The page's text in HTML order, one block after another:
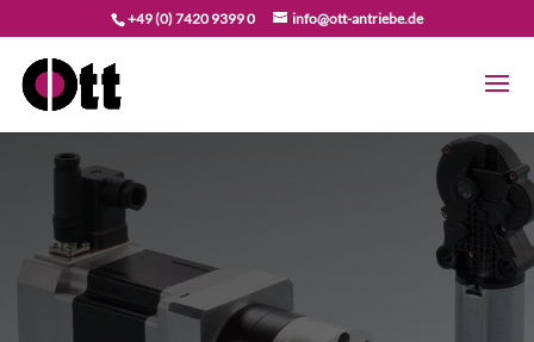
+49 (0) 7420 9399 0 info@ott-antriebe.de